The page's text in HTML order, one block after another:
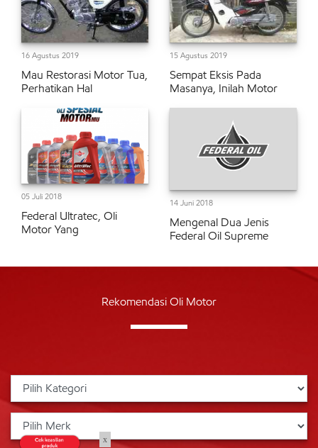
16 Agustus 2019
Mau Restorasi Motor Tua,
Perhatikan Hal
15 Agustus 2019
Sempat Eksis Pada
Masanya, Inilah Motor
05 Juli 2018
Federal Ultratec, Oli
Motor Yang
14 Juni 2018
Mengenal Dua Jenis
Federal Oil Supreme
Rekomendasi Oli Motor
x